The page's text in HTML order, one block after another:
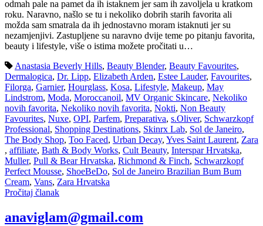
odmah pale na pamet da ih istaknem jer sam ih zavoljela u kratkom
roku. Naravno, našlo se tu i nekoliko dobrih starih favorita ali
možda sam smatrala da ih jednostavno moram istaknuti jer su
nezamjenjivi. Zastupljene su naravno dvije teme po pitanju favorita,
beauty i lifestyle, više o istima možete pročitati u…
Anastasia Beverly Hills, Beauty Blender, Beauty Favourites,
Dermalogica, Dr. Lipp, Elizabeth Arden, Estee Lauder, Favourites,
Filorga, Garnier, Hourglass, Kosa, Lifestyle, Makeup, May
Lindstrom, Moda, Moroccanoil, MV Organic Skincare, Nekoliko
novih favorita, Nekoliko novih favorita, Nokti, Non Beauty
Favourites, Nuxe, OPI, Parfem, Preparativa, s.Oliver, Schwarzkopf
Professional, Shopping Destinations, Skinrx Lab, Sol de Janeiro,
The Body Shop, Too Faced, Urban Decay, Yves Saint Laurent, Zara
, affiliate, Bath & Body Works, Cult Beauty, Interspar Hrvatska,
Muller, Pull & Bear Hrvatska, Richmond & Finch, Schwarzkopf
Perfect Mousse, ShoeBeDo, Sol de Janeiro Brazilian Bum Bum
Cream, Vans, Zara Hrvatska
Pročitaj članak
anaviglam@gmail.com